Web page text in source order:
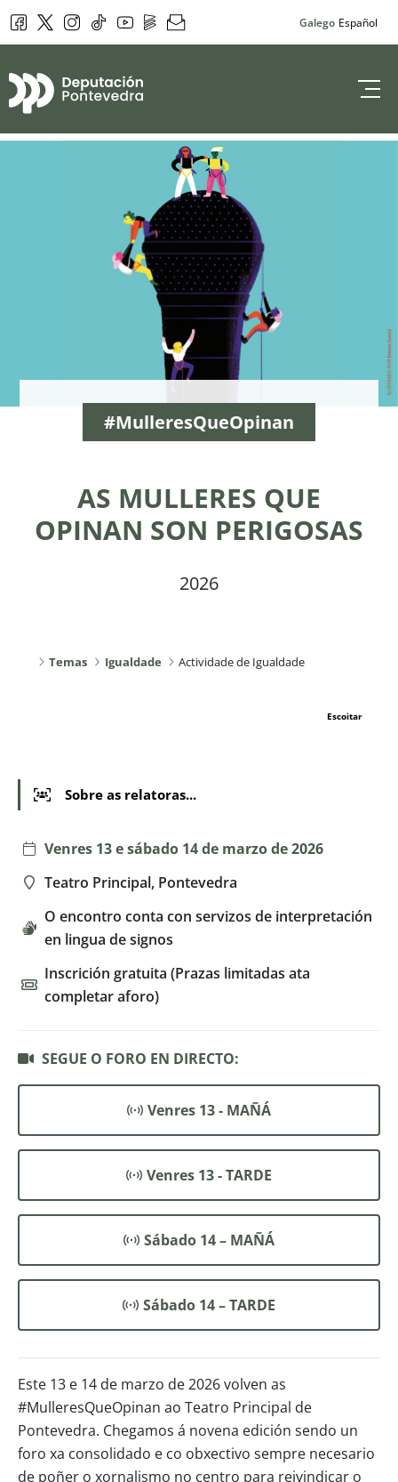
Facebook
Twitter
Instagram
Tik TokYouTube
DepoPlayNewsletter Galego Español
Deputación de
#MulleresQueOpinan
AS MULLERES QUE
OPINAN SON PERIGOSAS
2026
Temas Igualdade Actividade de Igualdade
Escoitar
Sobre as relatoras...
Venres 13 e sábado 14 de marzo de 2026
Teatro Principal, Pontevedra
O encontro conta con servizos de interpretación
en lingua de signos
Inscrición gratuita (Prazas limitadas ata
completar aforo)
SEGUE O FORO EN DIRECTO:
Venres 13 - MAÑÁ
Venres 13 - TARDE
Sábado 14 – MAÑÁ
Sábado 14 – TARDE
Este 13 e 14 de marzo de 2026 volven as
#MulleresQueOpinan ao Teatro Principal de
Pontevedra. Chegamos á novena edición sendo un
foro xa consolidado e co obxectivo sempre necesario
de poñer o xornalismo no centro para reivindicar o